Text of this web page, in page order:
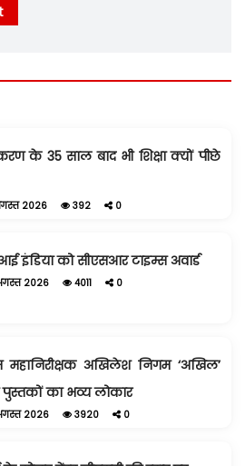
के 35 साल बाद भी शिक्षा क्यों पीछे
2026 392 0
इंडिया को सीएसआर टाइम्स अवार्ड
2026 4011 0
महानिरीक्षक अखिलेश निगम ‘अखिल’
पुस्तकों का भव्य लोकार
2026 3920 0